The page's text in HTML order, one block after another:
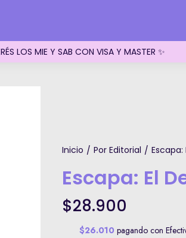
LOS MIE Y SAB CON VISA Y MASTER ✨
Inicio / Por Editorial /
Escapa: El
$28.900
$26.010 pagando con